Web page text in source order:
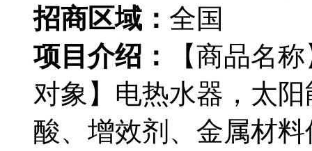
招商区域： 全国
项目介绍：
【商品名
对象】电热水器，太
酸、增效剂、金属材